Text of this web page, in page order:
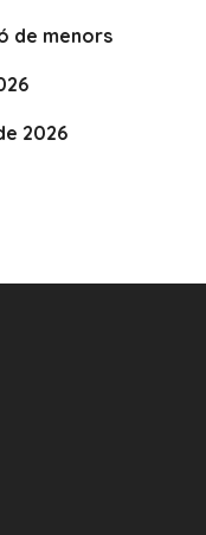
de menors
2026